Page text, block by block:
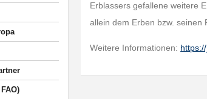
Erblassers gefallene weitere
allein dem Erben bzw. seinen
Weitere Informationen: